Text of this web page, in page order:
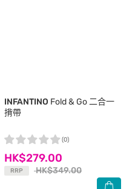
INFANTINO Fold & Go 二合一
揹帶
HK$279.00
RRP HK$349.00
(0)